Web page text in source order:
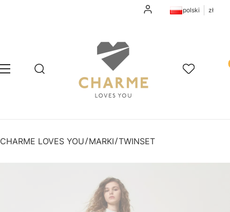
Zaloguj siępolski zł
Menu Otwórz wyszukiwarkę
Szukaj Ulubione
CHARME LOVES YOU MARKI TWINSET